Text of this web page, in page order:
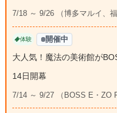
7/18 ～ 9/26 （博多マルイ、福
体験 開催中
大人気！魔法の美術館が
14日開幕
7/14 ～ 9/27 （BOSS E・ZO